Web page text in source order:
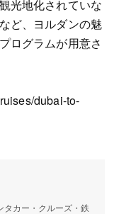
光地化されていな
ど、ヨルダンの魅
ログラムが用意さ
dubai-to-
タカー・クルーズ・鉄